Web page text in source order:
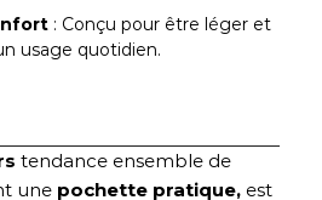
: Conçu pour être léger et
usage quotidien.
tendance ensemble de
une pochette pratique, est